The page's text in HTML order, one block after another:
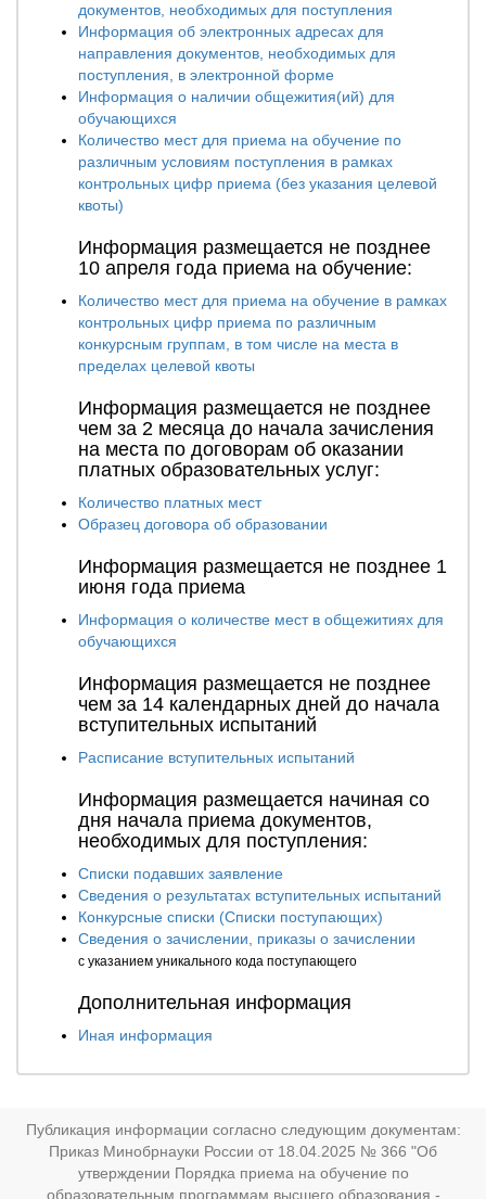
документов, необходимых для поступления
Информация об электронных адресах для
направления документов, необходимых для
поступления, в электронной форме
Информация о наличии общежития(ий) для
обучающихся
Количество мест для приема на обучение по
различным условиям поступления в рамках
контрольных цифр приема (без указания целевой
квоты)
Информация размещается не позднее
10 апреля года приема на обучение:
Количество мест для приема на обучение в рамках
контрольных цифр приема по различным
конкурсным группам, в том числе на места в
пределах целевой квоты
Информация размещается не позднее
чем за 2 месяца до начала зачисления
на места по договорам об оказании
платных образовательных услуг:
Количество платных мест
Образец договора об образовании
Информация размещается не позднее 1
июня года приема
Информация о количестве мест в общежитиях для
обучающихся
Информация размещается не позднее
чем за 14 календарных дней до начала
вступительных испытаний
Расписание вступительных испытаний
Информация размещается начиная со
дня начала приема документов,
необходимых для поступления:
Списки подавших заявление
Сведения о результатах вступительных испытаний
Конкурсные списки (Списки поступающих)
Сведения о зачислении, приказы о зачислении
с указанием уникального кода поступающего
Дополнительная информация
Иная информация
Публикация информации согласно следующим документам:
Приказ Минобрнауки России от 18.04.2025 № 366 "Об
утверждении Порядка приема на обучение по
образовательным программам высшего образования -